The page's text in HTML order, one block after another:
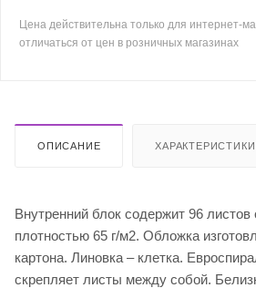
Цена действительна только для интернет-
отличаться от цен в розничных магазинах
ОПИСАНИЕ ХАРАКТЕРИСТИКИ
Внутренний блок содержит 96
плотностью 65 г/м2. Обложка
картона. Линовка – клетка.
скрепляет листы между собой.